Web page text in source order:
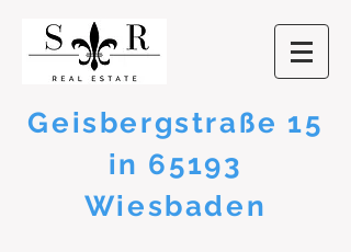
Geisbergstraße 15
in 65193
Wiesbaden